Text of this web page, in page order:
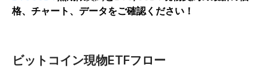
格、チャート、データをご確認ください！
ビットコイン現物ETFフロー